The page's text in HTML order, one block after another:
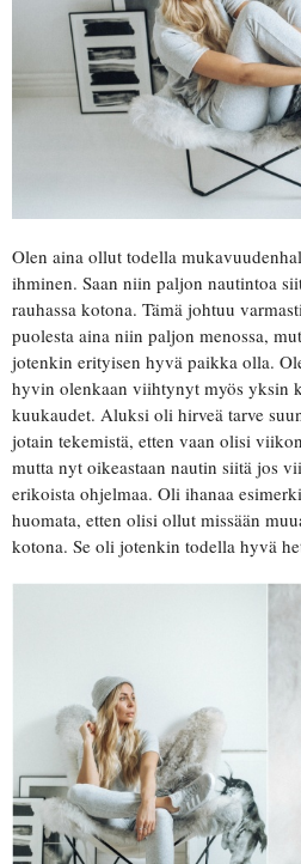
Olen aina ollut todella
ihminen. Saan niin paljon nautintoa
rauhassa kotona. Tämä johtuu
puolesta aina niin paljon menossa,
jotenkin erityisen hyvä paikka olla.
hyvin olenkaan viihtynyt myös yksin
kuukaudet. Aluksi oli hirveä tarve
jotain tekemistä, etten vaan olisi
mutta nyt oikeastaan nautin siitä jos
erikoista ohjelmaa. Oli ihanaa
huomata, etten olisi ollut missään
kotona. Se oli jotenkin todella hyvä